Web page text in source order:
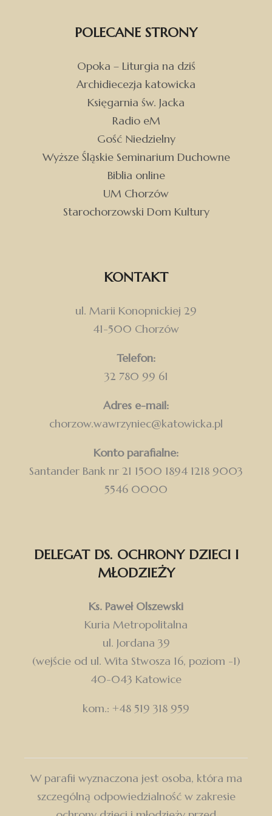
POLECANE STRONY
Opoka – Liturgia na dziś
Archidiecezja katowicka
Księgarnia św. Jacka
Radio eM
Gość Niedzielny
Wyższe Śląskie Seminarium Duchowne
Biblia online
UM Chorzów
Starochorzowski Dom Kultury
KONTAKT
ul. Marii Konopnickiej 29
41-500 Chorzów
Telefon:
32 780 99 61
Adres e-mail:
chorzow.wawrzyniec@katowicka.pl
Konto parafialne:
Santander Bank nr 21 1500 1894 1218 9003
5546 0000
DELEGAT DS. OCHRONY DZIECI I
MŁODZIEŻY
Ks. Paweł Olszewski
Kuria Metropolitalna
ul. Jordana 39
(wejście od ul. Wita Stwosza 16, poziom -1)
40-043 Katowice
kom.: +48 519 318 959
W parafii wyznaczona jest osoba, która ma
szczególną odpowiedzialność w zakresie